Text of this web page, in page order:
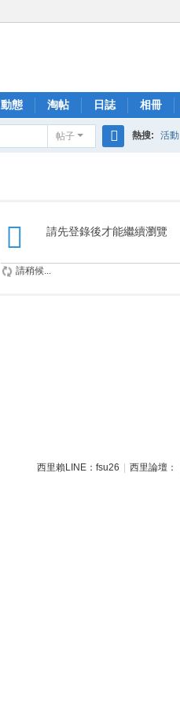
動態 淘帖 日誌 相冊
帖子 熱搜: 活動
請先登錄後才能繼續瀏覽
請稍候...
西里賴LINE：fsu26 西里論壇：